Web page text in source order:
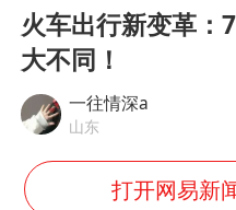
22岁
张
火车出行新变革：
大不同！
一往情深a
山东
打开网易新